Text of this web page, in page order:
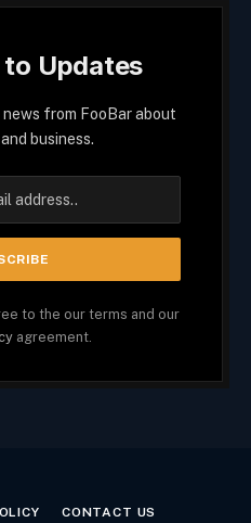
Updates
from FooBar about
business.
to the our terms and our
agreement.
CONTACT US